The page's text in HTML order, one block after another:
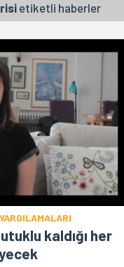
etiketli haberler
kaldığı her